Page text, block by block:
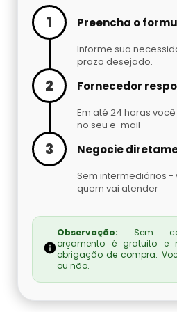
Argônio Líquido
Nitrogênio Líquido Preço
Cilindro De Gás
Gás Hélio Comprar
Cilindro De Gás Para
Tocha Mig Mag
Cilindro De Gás Para
Gases Especiais
Gás Carbônico Líquido
Cilindro De Oxigênio
Cilindro De Oxigenio
Cilindro De Oxigênio Para
Cilindro De Oxigênio
Cilindro Oxigenio
Cilindro Oxigenio
Preço De Cilindro De
Preço De Cilindro De
Preço Cilindro De
1 Preencha o
Informe sua
prazo desejado.
2 Fornecedor
Em até 24 horas
no seu e-mail
3 Negocie
Sem intermediários
quem vai atender
Observação: Sem
orçamento é gratuito e
obrigação de compra.
ou não.